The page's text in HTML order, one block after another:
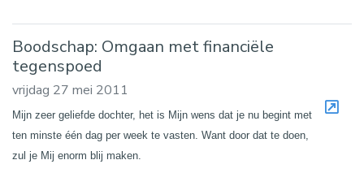
Boodschap: Omgaan met financiële
tegenspoed
vrijdag 27 mei 2011
Mijn zeer geliefde dochter, het is Mijn wens dat je nu begint met
ten minste één dag per week te vasten. Want door dat te doen,
zul je Mij enorm blij maken.